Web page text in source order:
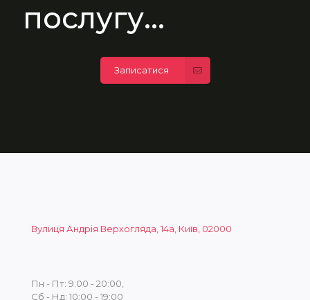
послугу...
Записатися
Вулиця Андрія Верхогляда, 14а, Київ, 02000
Пн - Пт: 9:00 - 20:00,
Сб - Нд: 10:00 - 19:00